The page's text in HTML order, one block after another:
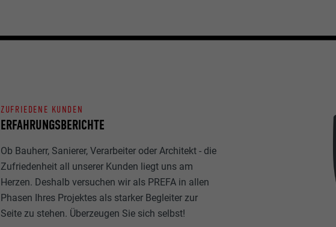
ERFAHRUNGSBERICHTE
ZUFRIEDENE KUNDEN
Ob Bauherr, Sanierer, Verarbeiter oder Architekt - die
Zufriedenheit all unserer Kunden liegt uns am
Herzen. Deshalb versuchen wir als PREFA in allen
Phasen Ihres Projektes als starker Begleiter zur
Seite zu stehen. Überzeugen Sie sich selbst!